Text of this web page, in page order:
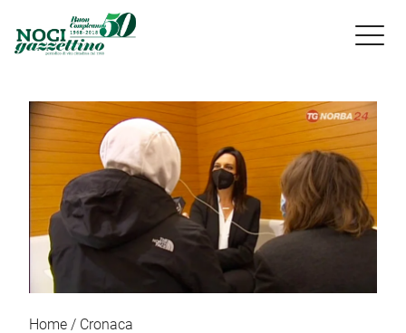

Home Cronaca